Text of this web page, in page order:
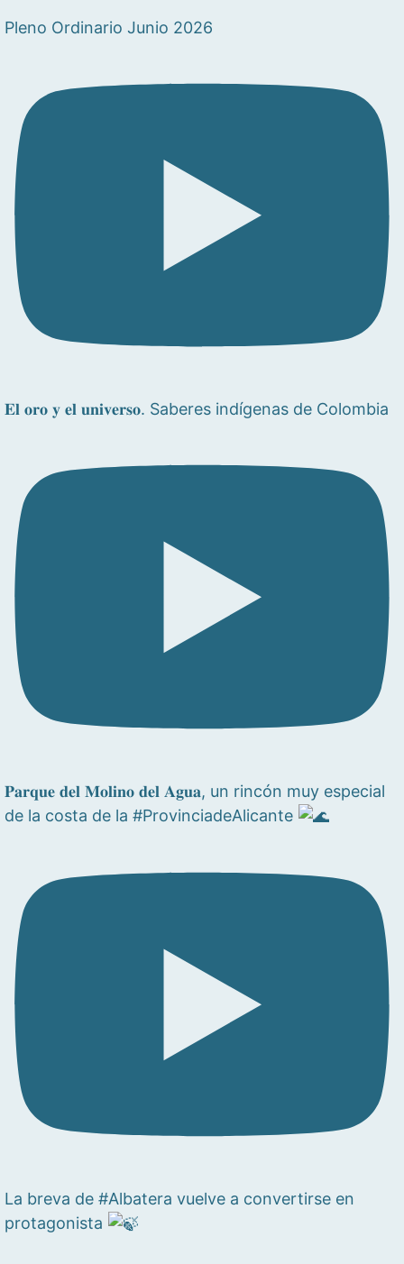
Pleno Ordinario Junio 2026
𝐄𝐥 𝐨𝐫𝐨 𝐲 𝐞𝐥 𝐮𝐧𝐢𝐯𝐞𝐫𝐬𝐨. Saberes indígenas de Colombia
𝐏𝐚𝐫𝐪𝐮𝐞 𝐝𝐞𝐥 𝐌𝐨𝐥𝐢𝐧𝐨 𝐝𝐞𝐥 𝐀𝐠𝐮𝐚, un rincón muy especial
de la costa de la #ProvinciadeAlicante
La breva de #Albatera vuelve a convertirse en
protagonista